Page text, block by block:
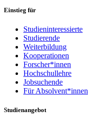
Einstieg für
Studieninteressierte
Studierende
Weiterbildung
Kooperationen
Forscher*innen
Hochschullehre
Jobsuchende
Für Absolvent*innen
Studienangebot